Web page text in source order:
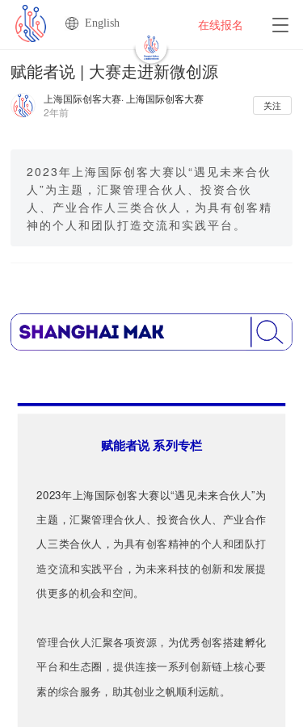
T
e
在线报名
English
赋能者说 | 大赛走进新微创源
上海国际创客大赛· 上海国际创客大赛
2年前
关注
2023年上海国际创客大赛以“遇见未来合伙
人”为主题，汇聚管理合伙人、投资合伙
人、产业合作人三类合伙人，为具有创客精
神的个人和团队打造交流和实践平台。
赋能者说 系列专栏
2023年上海国际创客大赛以“遇见未来合伙人”为
主题，汇聚管理合伙人、投资合伙人、产业合作
人三类合伙人， 为具有创客精神的个人和团队打
造交流和实践平台，为未来科技的创新和发展提
供更多的机会和空间。
管理合伙人汇聚各项资源，为优秀创客搭建孵化
平台和生态圈，提供连接一系列创新链上核心要
素的综合服务，助其创业之帆顺利远航。